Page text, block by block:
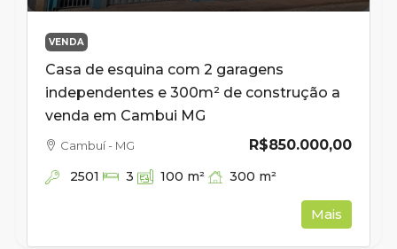
VENDA
Casa de esquina com 2 garagens
independentes e 300m² de construção a
venda em Cambui MG
R$850.000,00
Cambuí - MG
2501 3 100 m² 300 m²
Mais